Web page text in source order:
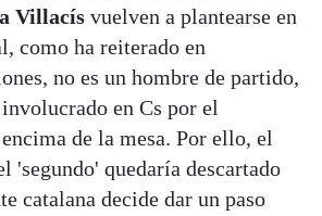
Villacís vuelven a plantearse en
como ha reiterado en
no es un hombre de partido,
en Cs por el
de la mesa. Por ello, el
'segundo' quedaría descartado
catalana decide dar un paso